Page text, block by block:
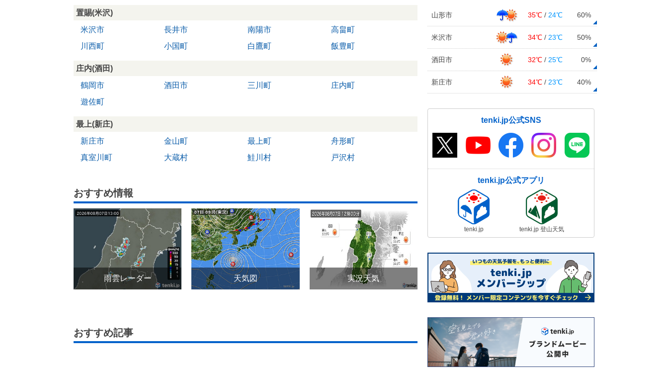
置賜(米沢)
米沢市
長井市 南陽市
高畠町
川西町
小国町 白鷹町 飯豊町
庄内(酒田)
鶴岡市
酒田市 三川町
庄内町
遊佐町
最上(新庄)
新庄市
金山町 最上町
舟形町
真室川町
大蔵村 鮭川村 戸沢村
おすすめ情報
雨雲レーダー 天気図 実況天気
おすすめ記事
山形市 35℃ / 24℃ 60%
米沢市 34℃ / 23℃ 50%
酒田市 32℃ / 25℃ 0%
新庄市 34℃ / 23℃ 40%
tenki.jp公式SNS
tenki.jp公式アプリ
tenki.jp tenki.jp 登山天気